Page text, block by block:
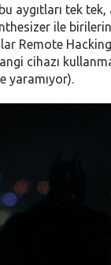
aygıtları tek tek,
ile
Remote
cihazı
yaramıyor).